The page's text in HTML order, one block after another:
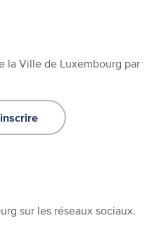
la Ville de Luxembourg par
sur les réseaux sociaux.